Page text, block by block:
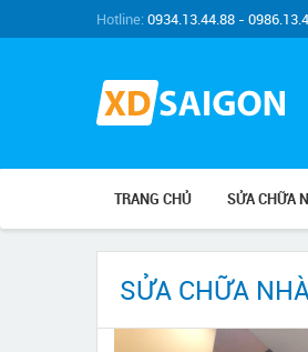
Hotline:0934.13.44.88 -
TRANG CHỦ SỬA CHỮA
SỬA CHỮA